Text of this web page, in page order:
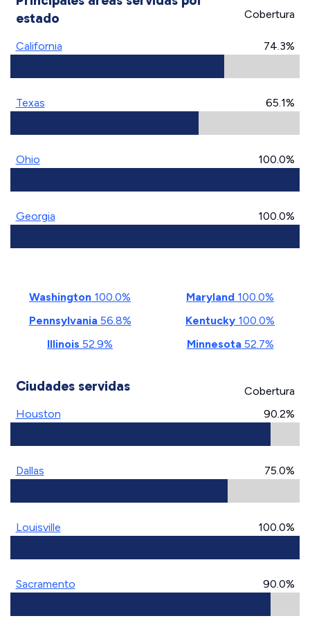
estado
Cobertura
California 74.3%
Texas 65.1%
Ohio 100.0%
Georgia 100.0%
Washington 100.0%
Pennsylvania56.8%
Illinois 52.9%
Maryland 100.0%
Kentucky 100.0%
Minnesota52.7%
Ciudades servidas
Cobertura
Houston
90.2%
Dallas 75.0%
Louisville 100.0%
Sacramento 90.0%